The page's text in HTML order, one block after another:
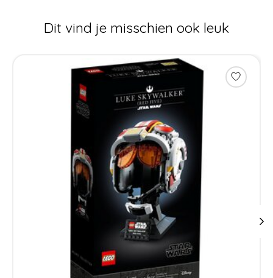
Dit vind je misschien ook leuk
Items van productcarrousel